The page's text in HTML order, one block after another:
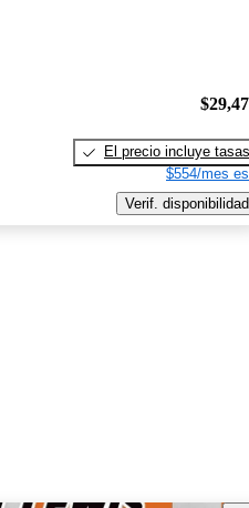
El precio incluye tasas
$554/mes
Verif. disponibilidad